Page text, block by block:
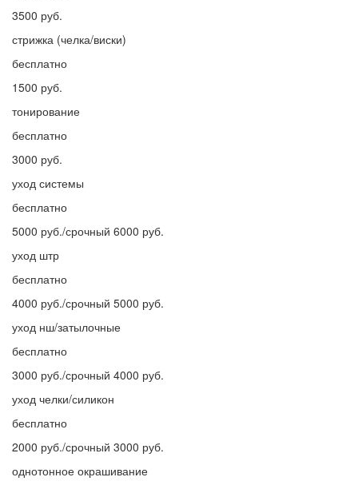
3500 руб.
стрижка (челка/виски)
бесплатно
1500 руб.
тонирование
бесплатно
3000 руб.
уход системы
бесплатно
5000 руб./срочный 6000 руб.
уход штр
бесплатно
4000 руб./срочный 5000 руб.
уход нш/затылочные
бесплатно
3000 руб./срочный 4000 руб.
уход челки/силикон
бесплатно
2000 руб./срочный 3000 руб.
однотонное окрашивание